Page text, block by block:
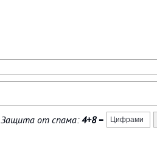
Защита от спама:4+8=